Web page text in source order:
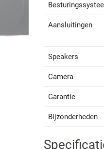
Aansluitingen
Speakers
Camera
Garantie
Bijzonderheden